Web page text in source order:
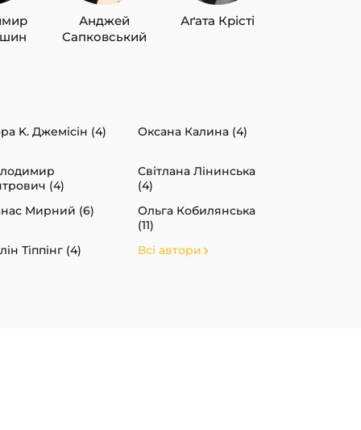
Анджей
Сапковський
Аґата Крісті
K. Джемісін (4) Оксана Калина (4)
(4)
Світлана Лінинська
(4)
Мирний (6)
Ольга Кобилянська
(11)
Тіппінг (4)
Всі автори